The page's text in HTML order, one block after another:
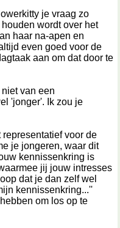
je vraag zo
wordt over het
haar na-apen en
even goed voor de
aan om dat door te
van een
'jonger'. Ik zou je
voor de
je jongeren, waar dit
kennissenkring is
jij jouw intresses
dat je dan zelf wel
kennissenkring...''
om los op te